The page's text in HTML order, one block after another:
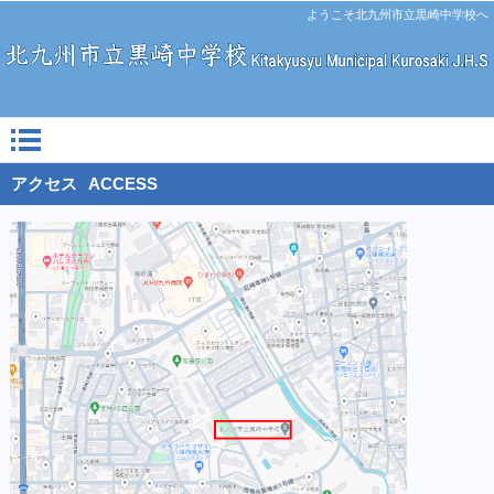
ようこそ北九州市立黒崎中学校へ
アクセス ACCESS